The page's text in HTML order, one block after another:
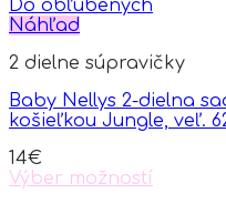
Do obľúbených
Náhľad
2 dielne súpravičky
Baby Nellys 2-dielna
košieľkou Jungle, veľ.
14€
Výber možností